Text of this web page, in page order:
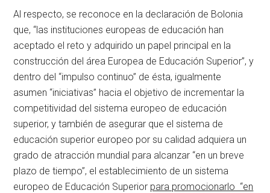
Al respecto, se reconoce en la declaración de Bolonia
que, “las instituciones europeas de educación han
aceptado el reto y adquirido un papel principal en la
construcción del área Europea de Educación Superior”, y
dentro del “impulso continuo” de ésta, igualmente
asumen “iniciativas” hacia el objetivo de incrementar la
competitividad del sistema europeo de educación
superior, y también de asegurar que el sistema de
educación superior europeo por su calidad adquiera un
grado de atracción mundial para alcanzar “en un breve
plazo de tiempo”, el establecimiento de un sistema
europeo de Educación Superior para promocionarlo “en